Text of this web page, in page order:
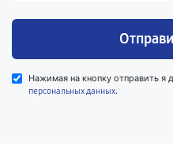
Нажимая на кнопку отправить я
персональных данных.